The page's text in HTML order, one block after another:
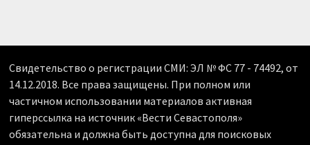
Свидетельство о регистрации СМИ: ЭЛ № ФС 77 - 74492, от
14.12.2018. Все права защищены. При полном или
частичном использовании материалов активная
гиперссылка на источник «Вести Севастополя»
обязательна и должна быть доступна для поисковых